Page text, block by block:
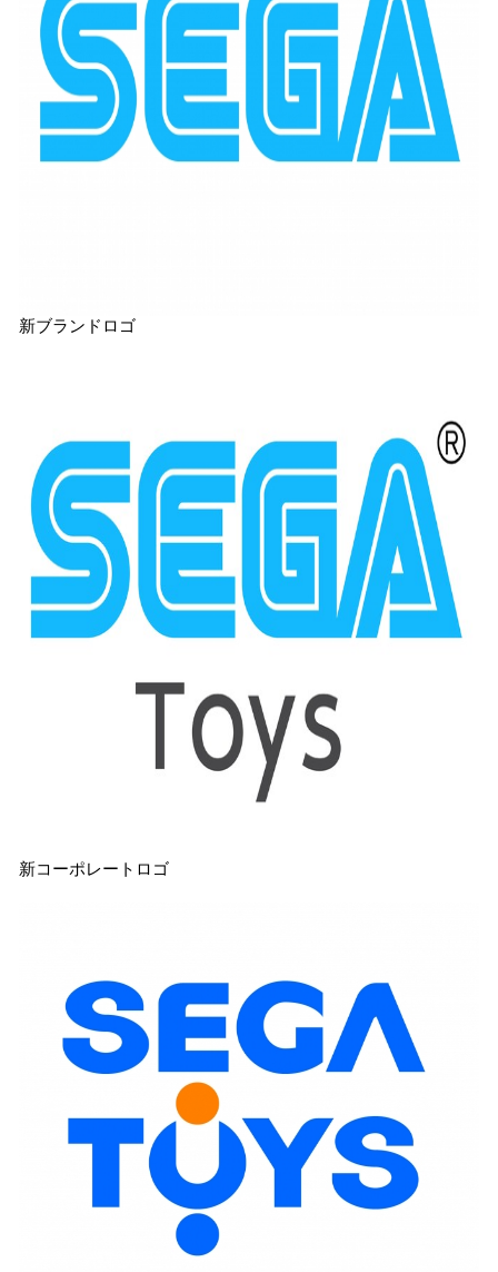
新ブランドロゴ
新コーポレートロゴ